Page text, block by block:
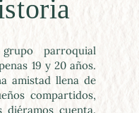
parroquial
19 y 20 años.
amistad llena de
compartidos,
cuenta.